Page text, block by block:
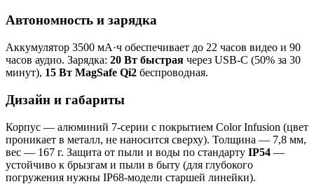
Автономность и зарядка
Аккумулятор 3500 мА·ч обеспечивает до 22 часов видео и 90
часов аудио. Зарядка: 20 Вт быстрая через USB-C (50% за 30
минут), 15 Вт MagSafe Qi2 беспроводная.
Дизайн и габариты
Корпус — алюминий 7-серии с покрытием Color Infusion (цвет
проникает в металл, не наносится сверху). Толщина — 7,8 мм,
вес — 167 г. Защита от пыли и воды по стандарту IP54 —
устойчиво к брызгам и пыли в быту (для глубокого
погружения нужны IP68-модели старшей линейки).